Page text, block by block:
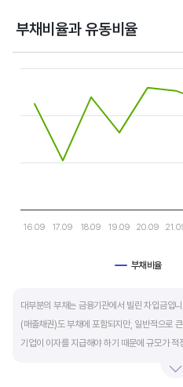
높은 이익률을 올리고 있다면, 그 기업은 타사
부채비율과 유동비율
Chart
Line chart with 2 lines.
View as data table, Chart
The chart has 1 X axis
The chart has 2 Y axes
부채비율
16.09 17.09 18.09 19.09 20.09
대부분의 부채는 금융기관에서 빌린 차입금입
(매출채권)도 부채에 포함되지만, 일반적으로
기업이 이자를 지급해야 하기 때문에 규모가 적